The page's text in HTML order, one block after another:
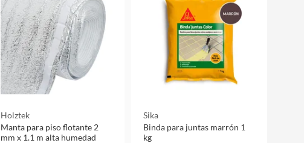
Holztek
Manta para piso flotante 2
mm x 1.1 m alta humedad
Sika
Binda para juntas marrón 1
kg